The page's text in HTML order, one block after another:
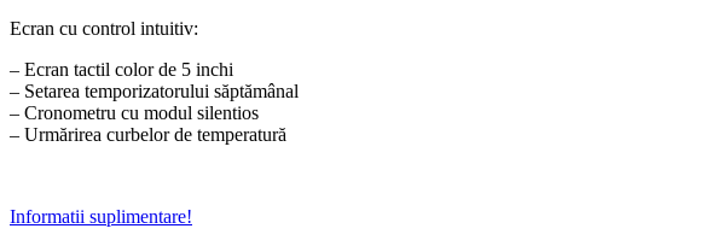
Ecran cu control intuitiv:
– Ecran tactil color de 5 inchi
– Setarea temporizatorului săptămânal
– Cronometru cu modul silentios
– Urmărirea curbelor de temperatură
Informatii suplimentare!